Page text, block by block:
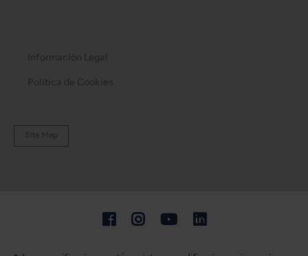
Información Legal
Política de Cookies
Site Map